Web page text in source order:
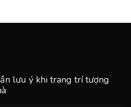
lưu ý khi trang trí tượng